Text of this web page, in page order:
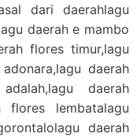
dari daerahlagu
daerah e mambo
flores timur,lagu
daerah
daerah
flores lembatalagu
daerah